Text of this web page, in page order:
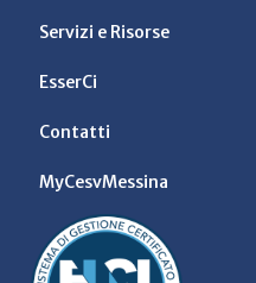
Servizi e Risorse
EsserCi
Contatti
MyCesvMessina